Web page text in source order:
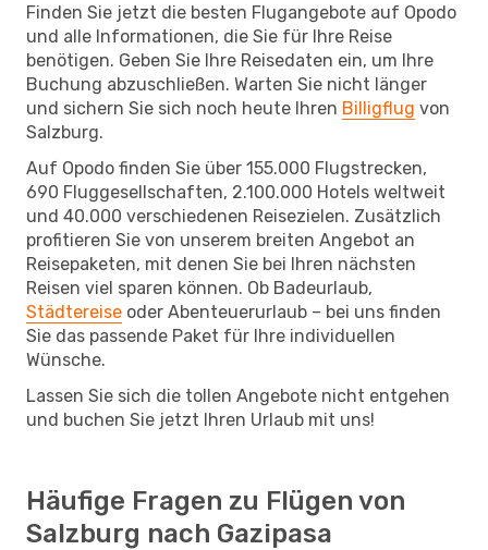
Finden Sie jetzt die besten Flugangebote auf Opodo
und alle Informationen, die Sie für Ihre Reise
benötigen. Geben Sie Ihre Reisedaten ein, um Ihre
Buchung abzuschließen. Warten Sie nicht länger
und sichern Sie sich noch heute Ihren Billigflug von
Salzburg.
Auf Opodo finden Sie über 155.000 Flugstrecken,
690 Fluggesellschaften, 2.100.000 Hotels weltweit
und 40.000 verschiedenen Reisezielen. Zusätzlich
profitieren Sie von unserem breiten Angebot an
Reisepaketen, mit denen Sie bei Ihren nächsten
Reisen viel sparen können. Ob Badeurlaub,
Städtereise oder Abenteuerurlaub – bei uns finden
Sie das passende Paket für Ihre individuellen
Wünsche.
Lassen Sie sich die tollen Angebote nicht entgehen
und buchen Sie jetzt Ihren Urlaub mit uns!
Häufige Fragen zu Flügen von
Salzburg nach Gazipasa